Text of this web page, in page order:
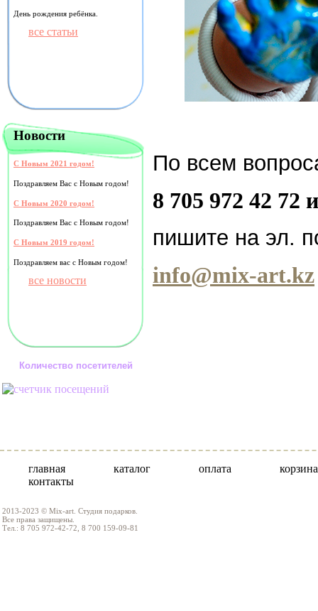
День рождения ребёнка.
все статьи
Новости
С Новым 2021 годом!
Поздравляем Вас с Новым годом!
С Новым 2020 годом!
Поздравляем Вас с Новым годом!
С Новым 2019 годом!
Поздравляем вас с Новым годом!
все новости
Количество посетителей
По всем
8 705 972 42 72
пишите на эл.
info@mix-art.kz
главная каталог оплата
корзина
контакты
2013-2023 © Mix-art. Студия подарков.
Все права защищены.
Тел.: 8 705 972-42-72, 8 700 159-09-81